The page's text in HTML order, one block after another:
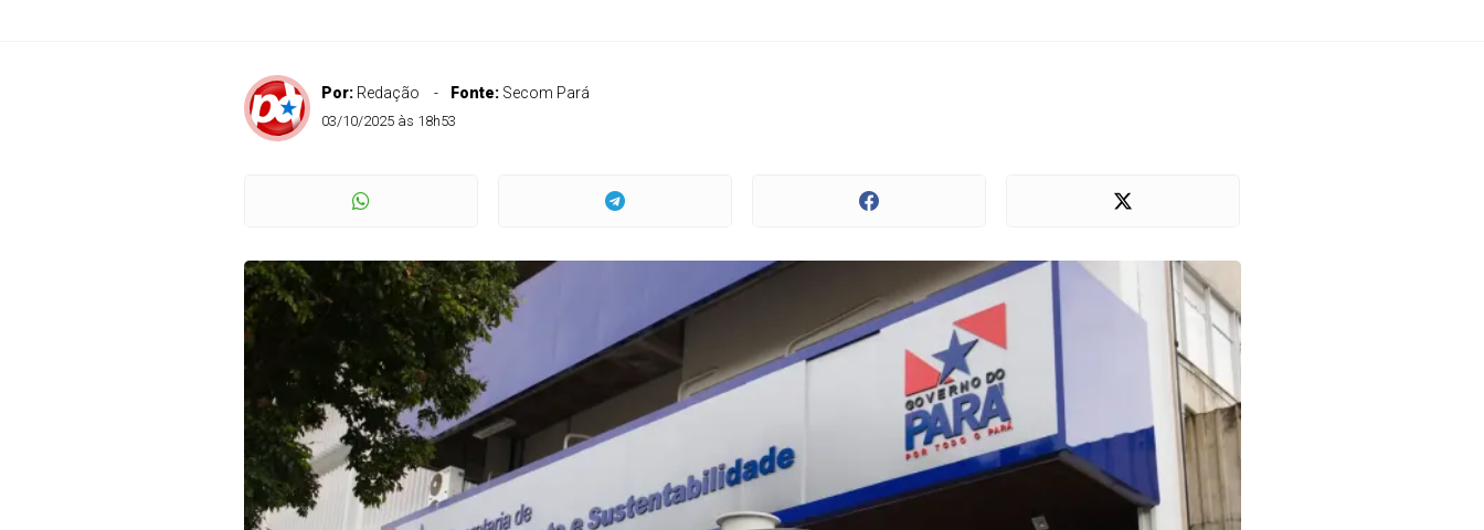
Por: Redação Fonte: Secom Pará
03/10/2025 às 18h53